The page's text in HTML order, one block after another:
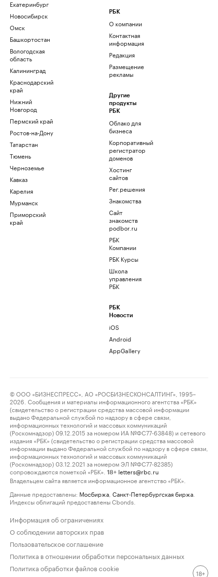
Екатеринбург
Новосибирск
Омск
Башкортостан
Вологодская
область
Калининград
Краснодарский
край
Нижний
Новгород
Пермский край
Ростов-на-Дону
Татарстан
Тюмень
Черноземье
Кавказ
Карелия
Мурманск
Приморский
край
РБК
О компании
Контактная
информация
Редакция
Размещение
рекламы
Другие
продукты
РБК
Облако для
бизнеса
Корпоративный
регистратор
доменов
Хостинг
сайтов
Рег.решения
Знакомства
Сайт
знакомств
podbor.ru
РБК
Компании
РБК Курсы
Школа
управления
РБК
РБК
Новости
iOS
Android
AppGallery
© ООО «БИЗНЕСПРЕСС», АО «РОСБИЗНЕСКОНСАЛТИНГ», 1995–
2026. Сообщения и материалы информационного агентства «РБК»
(свидетельство о регистрации средства массовой информации
выдано Федеральной службой по надзору в сфере связи,
информационных технологий и массовых коммуникаций
(Роскомнадзор) 09.12.2015 за номером ИА №ФС77-63848) и сетевого
издания «РБК» (свидетельство о регистрации средства массовой
информации выдано Федеральной службой по надзору в сфере связи,
информационных технологий и массовых коммуникаций
(Роскомнадзор) 03.12.2021 за номером ЭЛ №ФС77-82385)
сопровождаются пометкой «РБК».
18+ letters@rbc.ru
Владельцем сайта является информационное агентство «РБК».
Данные предоставлены: Мосбиржа Санкт-Петербургская биржа
Индексы облигаций предоставлены Cbonds.
Информация об ограничениях
О соблюдении авторских прав
Пользовательское соглашение
Политика в отношении обработки персональных данных
Политика обработки файлов cookie
18+